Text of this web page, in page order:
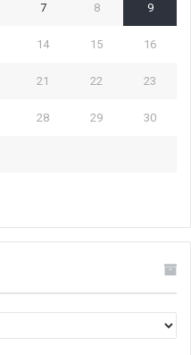
7 8 9
14 15 16
21 22 23
28 29 30